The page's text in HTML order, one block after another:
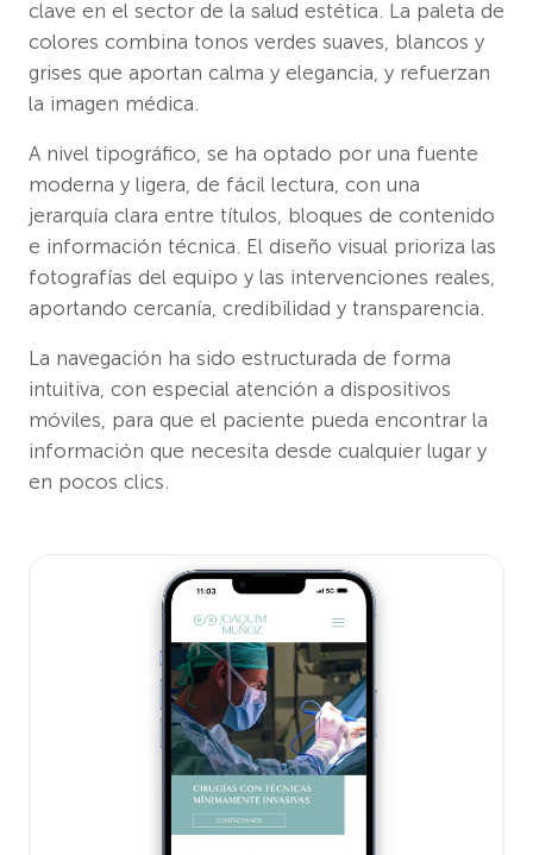
clave en el sector de la salud estética. La paleta de
colores combina tonos verdes suaves, blancos y
grises que aportan calma y elegancia, y refuerzan
la imagen médica.
A nivel tipográfico, se ha optado por una fuente
moderna y ligera, de fácil lectura, con una
jerarquía clara entre títulos, bloques de contenido
e información técnica. El diseño visual prioriza las
fotografías del equipo y las intervenciones reales,
aportando cercanía, credibilidad y transparencia.
La navegación ha sido estructurada de forma
intuitiva, con especial atención a dispositivos
móviles, para que el paciente pueda encontrar la
información que necesita desde cualquier lugar y
en pocos clics.